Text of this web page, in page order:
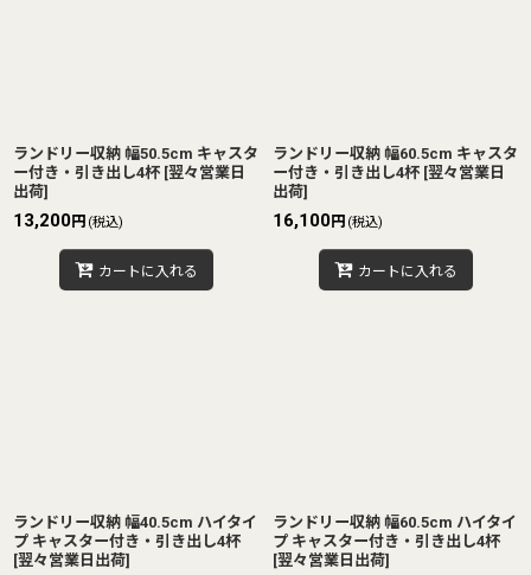
ランドリー収納 幅50.5cm キャスタ
ー付き・引き出し4杯 [翌々営業日
出荷]
13,200円 (税込)
カートに入れる
ランドリー収納 幅60.5cm キャスタ
ー付き・引き出し4杯 [翌々営業日
出荷]
16,100円 (税込)
カートに入れる
ランドリー収納 幅40.5cm ハイタイ
プ キャスター付き・引き出し4杯
[翌々営業日出荷]
ランドリー収納 幅60.5cm ハイタイ
プ キャスター付き・引き出し4杯
[翌々営業日出荷]